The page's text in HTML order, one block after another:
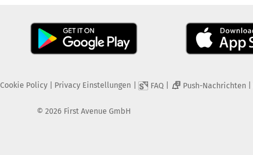
Cookie Policy| Privacy Einstellungen FAQ 2 Push-Nachrichten
© 2026 First Avenue GmbH